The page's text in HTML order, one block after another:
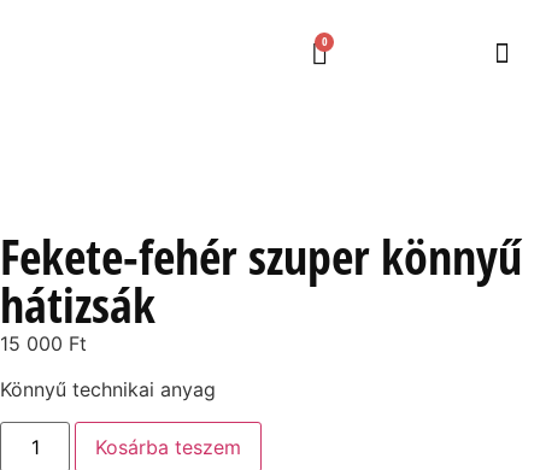
0
Fekete-fehér szuper könnyű
hátizsák
15 000 Ft
Könnyű technikai anyag
Kosárba teszem